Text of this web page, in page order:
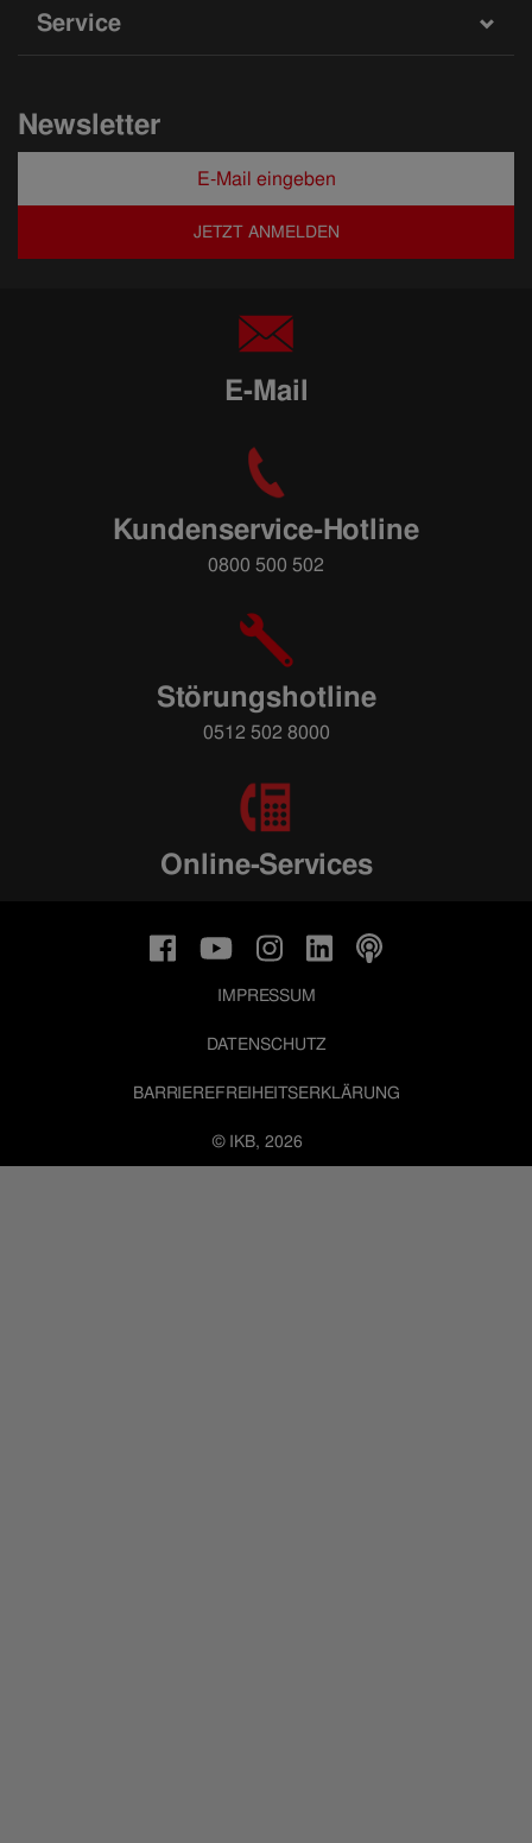
Service
Newsletter
JETZT ANMELDEN
E-Mail
Kundenservice-Hotline
0800 500 502
Störungshotline
0512 502 8000
Online-Services
© IKB, 2026
IMPRESSUM
DATENSCHUTZ
BARRIEREFREIHEITSERKLÄRUNG